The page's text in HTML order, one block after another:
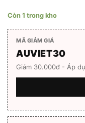
Còn 1 trong kho
MÃ GIẢM GIÁ
AUVIET30
Giảm 30.000đ - Áp